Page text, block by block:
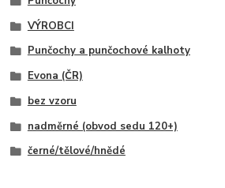
VÝROBCI
Punčochy a punčochové kalhoty
Evona (ČR)
bez vzoru
nadměrné (obvod sedu 120+)
černé/tělové/hnědé